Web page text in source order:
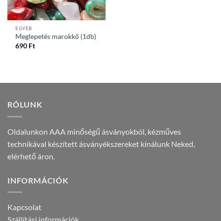
EGYÉB
Meglepetés marokkő (1db)
690 Ft
RÓLUNK
Oldalunkon AAA minőségű ásványokból, kézműves
technikával készített ásványékszereket kínálunk Neked,
elérhető áron.
INFORMÁCIÓK
Kapcsolat